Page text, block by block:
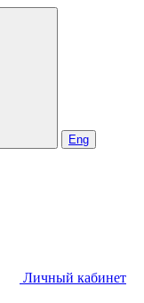
Eng
Личный кабинет